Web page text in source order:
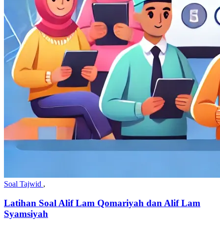
Soal Tajwid ,
Latihan Soal Alif Lam Qomariyah dan Alif Lam
Syamsiyah